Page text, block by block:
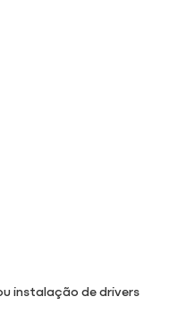
instalação de drivers